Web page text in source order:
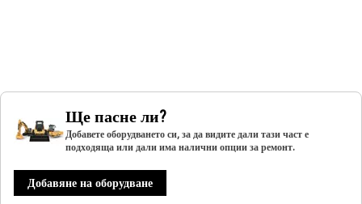
Ще пасне ли?
Добавете оборудването си, за да видите дали тази част е
подходяща или дали има налични опции за ремонт.
Добавяне на оборудване